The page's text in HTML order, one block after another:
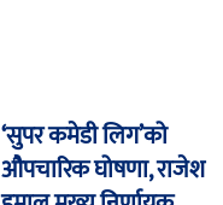
‘सुपर कमेडी लिग’को
औपचारिक घोषणा, राजेश